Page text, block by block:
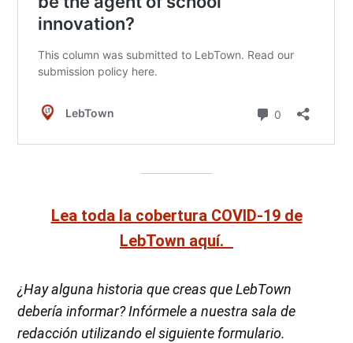
Lea toda la cobertura COVID-19 de
LebTown aquí.
¿Hay alguna historia que creas que LebTown
debería informar? Infórmele a nuestra sala de
redacción utilizando el siguiente formulario.